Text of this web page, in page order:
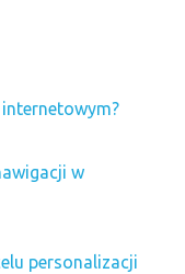
w
personalizacji